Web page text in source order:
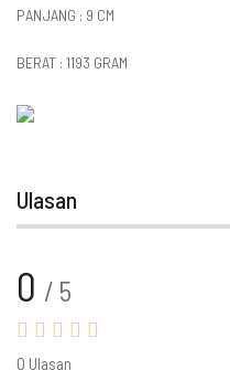
PANJANG : 9 CM
BERAT : 1193 GRAM
Ulasan
0 / 5
0 Ulasan